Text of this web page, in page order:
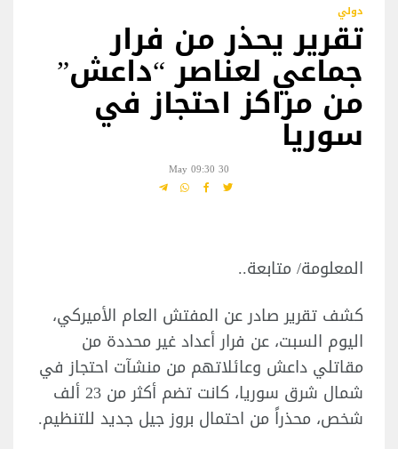
دولي
تقرير يحذر من فرار
جماعي لعناصر “داعش”
من مراكز احتجاز في
سوريا
30 May 09:30
المعلومة/ متابعة..
كشف تقرير صادر عن المفتش العام الأميركي،
اليوم السبت، عن فرار أعداد غير محددة من
مقاتلي داعش وعائلاتهم من منشآت احتجاز في
شمال شرق سوريا، كانت تضم أكثر من 23 ألف
شخص، محذراً من احتمال بروز جيل جديد للتنظيم.